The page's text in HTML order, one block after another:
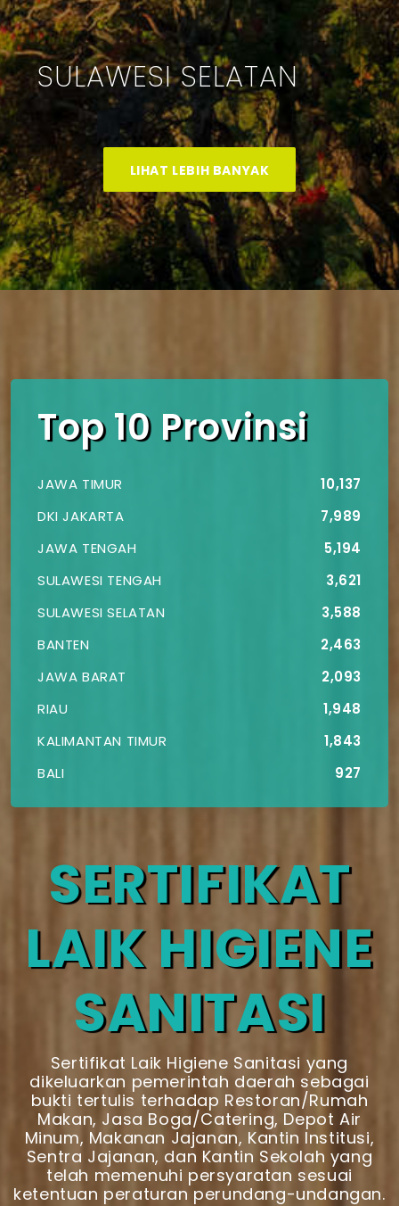
SULAWESI SELATAN
LIHAT LEBIH BANYAK
Top 10 Provinsi
JAWA TIMUR
10,137
DKI JAKARTA
7,989
JAWA TENGAH
5,194
SULAWESI TENGAH
3,621
SULAWESI SELATAN
3,588
BANTEN
2,463
JAWA BARAT
2,093
RIAU
1,948
KALIMANTAN TIMUR
1,843
BALI
927
SERTIFIKAT
LAIK HIGIENE
SANITASI
Sertifikat Laik Higiene Sanitasi yang
dikeluarkan pemerintah daerah sebagai
bukti tertulis terhadap Restoran/Rumah
Makan, Jasa Boga/Catering, Depot Air
Minum, Makanan Jajanan, Kantin Institusi,
Sentra Jajanan, dan Kantin Sekolah yang
telah memenuhi persyaratan sesuai
ketentuan peraturan perundang-undangan.